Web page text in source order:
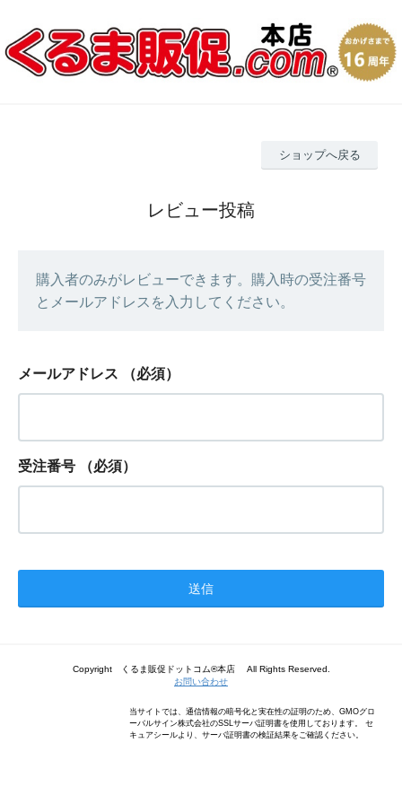
ショップへ戻る
レビュー投稿
購入者のみがレビューできます。購入時の受注番号
とメールアドレスを入力してください。
メールアドレス （必須）
受注番号 （必須）
Copyright くるま販促ドットコム®本店 All Rights Reserved.
お問い合わせ
当サイトでは、通信情報の暗号化と実在性の証明のため、GMOグロ
ーバルサイン株式会社のSSLサーバ証明書を使用しております。 セ
キュアシールより、サーバ証明書の検証結果をご確認ください。